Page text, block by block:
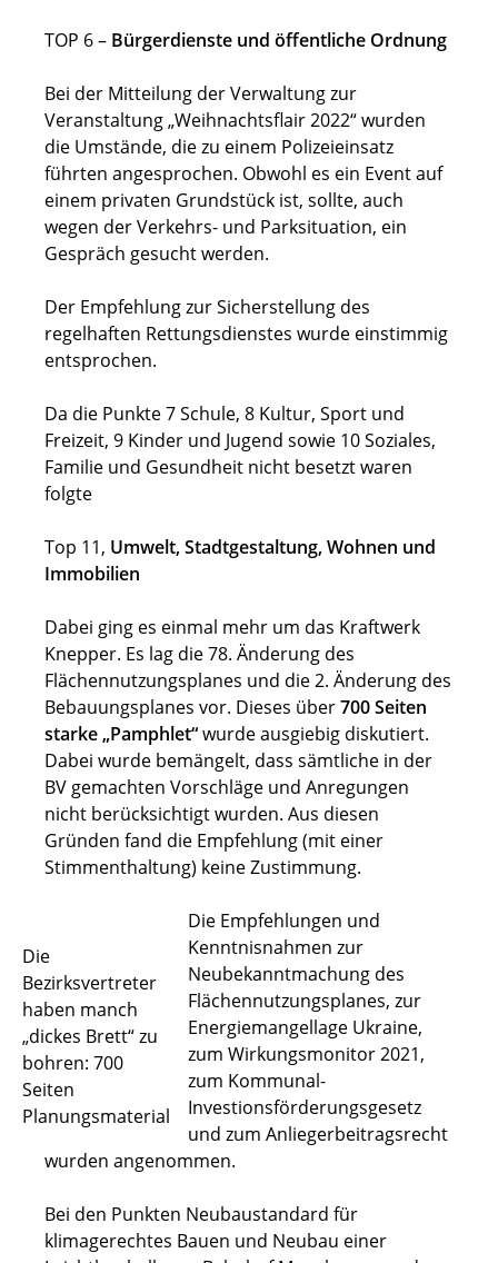
TOP 6 – Bürgerdienste und öffentliche Ordnung
Bei der Mitteilung der Verwaltung zur
Veranstaltung „Weihnachtsflair 2022“ wurden
die Umstände, die zu einem Polizeieinsatz
führten angesprochen. Obwohl es ein Event auf
einem privaten Grundstück ist, sollte, auch
wegen der Verkehrs- und Parksituation, ein
Gespräch gesucht werden.
Der Empfehlung zur Sicherstellung des
regelhaften Rettungsdienstes wurde einstimmig
entsprochen.
Da die Punkte 7 Schule, 8 Kultur, Sport und
Freizeit, 9 Kinder und Jugend sowie 10 Soziales,
Familie und Gesundheit nicht besetzt waren
folgte
Top 11, Umwelt, Stadtgestaltung, Wohnen und
Immobilien
Dabei ging es einmal mehr um das Kraftwerk
Knepper. Es lag die 78. Änderung des
Flächennutzungsplanes und die 2. Änderung des
Bebauungsplanes vor. Dieses über700 Seiten
starke „Pamphlet“wurde ausgiebig diskutiert.
Dabei wurde bemängelt, dass sämtliche in der
BV gemachten Vorschläge und Anregungen
nicht berücksichtigt wurden. Aus diesen
Gründen fand die Empfehlung (mit einer
Stimmenthaltung) keine Zustimmung.
Die
Bezirksvertreter
haben manch
„dickes Brett“ zu
bohren: 700
Seiten
Planungsmaterial
Die Empfehlungen und
Kenntnisnahmen zur
Neubekanntmachung des
Flächennutzungsplanes, zur
Energiemangellage Ukraine,
zum Wirkungsmonitor 2021,
zum Kommunal-
Investionsförderungsgesetz
und zum Anliegerbeitragsrecht
wurden angenommen.
Bei den Punkten Neubaustandard für
klimagerechtes Bauen und Neubau einer